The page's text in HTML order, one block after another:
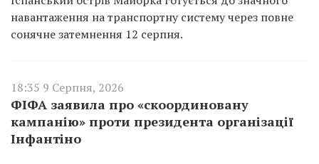
навантаження на транспортну систему через повне
сонячне затемнення 12 серпня.
18:35 9 Серпня, 2026
ФІФА заявила про «скоординовану
кампанію» проти президента організації
Інфантіно